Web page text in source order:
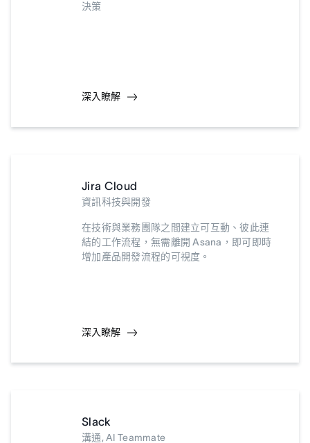
決策
深入瞭解
Jira Cloud
資訊科技與開發
在技術與業務團隊之間建立可互動、彼此連
結的工作流程，無需離開 Asana，即可即時
增加產品開發流程的可視度。
深入瞭解
Slack
溝通, AI Teammate